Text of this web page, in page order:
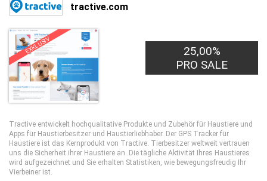
tractive.com
EXKLUSIV
25,00%
PRO SALE
Tractive entwickelt hochqualitative Produkte und Zubehör für Haustiere und
Apps für Haustierbesitzer und Haustierliebhaber. Der GPS Tracker für
Haustiere ist das Kernprodukt von Tractive. Tierbesitzer weltweit vertrauen
uns die Sicherheit ihrer Haustiere an. Die tägliche Aktivität Ihres Haustieres
wird aufgezeichnet und Sie erhalten Statistiken, wie bewegungsfreudig Ihr
Vierbeiner ist.